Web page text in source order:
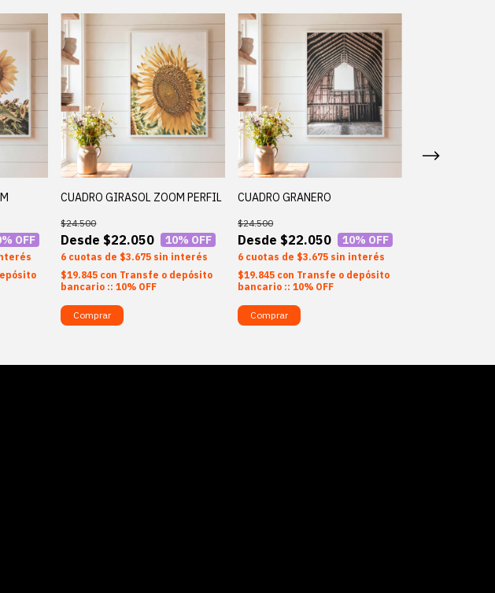
% OFF
CUADRO GIRASOL ZOOM PERFIL
$22.050
$24.500
10% OFF
6 $3.675 sin interés
$19.845 con Transfe o depósito
bancario :: 10% OFF
Comprar
CUADRO GRANERO
$22.050
$24.500
10% OFF
6 $3.675 sin interés
$19.845 con Transfe o depósito
bancario :: 10% OFF
Comprar